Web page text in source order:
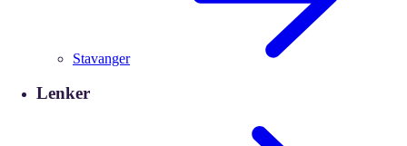
Stavanger
Lenker